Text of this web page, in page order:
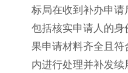
标局在收到补办申请
包括核实申请人的身
果申请材料齐全且
内进行处理并补发续